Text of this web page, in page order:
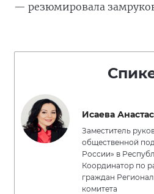
— резюмировала
Исаева
Заместитель
общественной
России» в
Координатор по
граждан
комитета